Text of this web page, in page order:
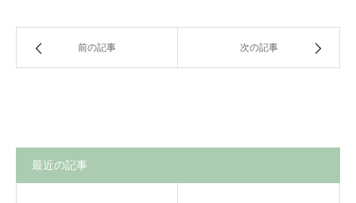
前の記事 次の記事
最近の記事